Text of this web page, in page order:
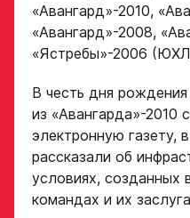
«Авангард»-2010,
«Авангард»-2008,
«Ястребы»-2006
В честь дня
из «Авангарда»-2010
электронную газету,
рассказали об
условиях, созданных
командах и их
Дата рождения игрока
полностью
Рост, вес игрока
Опыт игры в хоккей